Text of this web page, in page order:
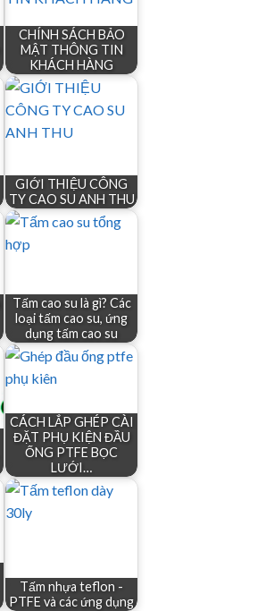
CHÍNH SÁCH BẢO
MẬT THÔNG TIN
KHÁCH HÀNG
GIỚI THIỆU CÔNG
TY CAO SU ANH THU
Tấm cao su là gì? Các
loại tấm cao su, ứng
dụng tấm cao su
CÁCH LẮP GHÉP CÀI
ĐẶT PHỤ KIỆN ĐẦU
ỐNG PTFE BỌC
LƯỚI…
Tấm nhựa teflon -
PTFE và các ứng dụng